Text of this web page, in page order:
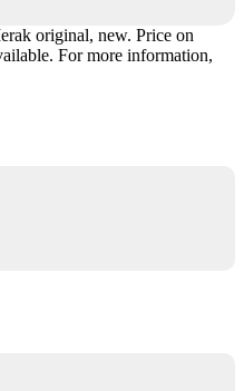
original, new. Price on
For more information,